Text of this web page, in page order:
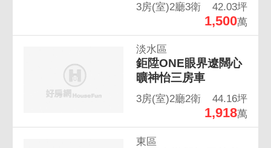
3房(室)2廳3衛 42.03坪
1,500萬
淡水區
鉅陞ONE眼界遼闊心
曠神怡三房車
3房(室)2廳2衛 44.16坪
1,918萬
東區